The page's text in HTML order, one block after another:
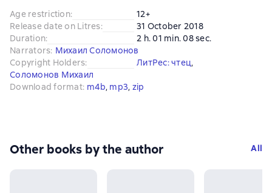
Age restriction:
12+
Release date on Litres:
31 October 2018
Duration:
2 h. 01 min. 08 sec.
Narrators: Михаил Соломонов
Copyright Holders: ЛитРес: чтец,
Соломонов Михаил
Download format: m4b, mp3, zip
Other books by the author All